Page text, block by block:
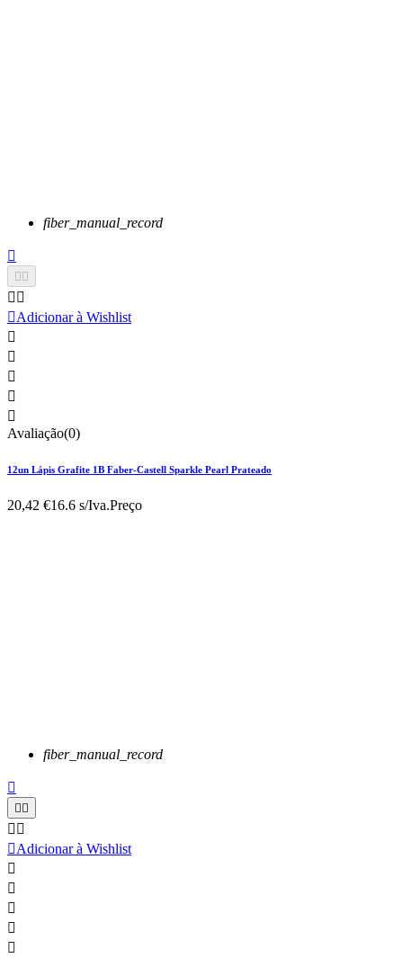
fiber_manual_record

 
 
Adicionar à Wishlist





Avaliação(0)
12un Lápis Grafite 1B Faber-Castell Sparkle Pearl Prateado
20,42 €16.6 s/Iva.Preço
fiber_manual_record

 
 
Adicionar à Wishlist




